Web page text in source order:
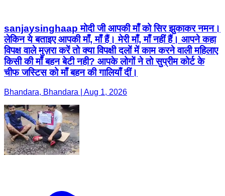
sanjaysinghaap मोदी जी आपकी माँ को सिर झुकाकर नमन।
लेकिन ये बताइए आपकी माँ, माँ हैं। मेरी माँ, माँ नहीं हैं। आपने कहा
विपक्ष वाले मुज़रा करें तो क्या विपक्षी दलों में काम करने वाली महिलाए
किसी की माँ बहन बेटी नही? आपके लोगों ने तो सुप्रीम कोर्ट के
चीफ जस्टिस को माँ बहन की गालियाँ दीं।
Bhandara, Bhandara | Aug 1, 2026